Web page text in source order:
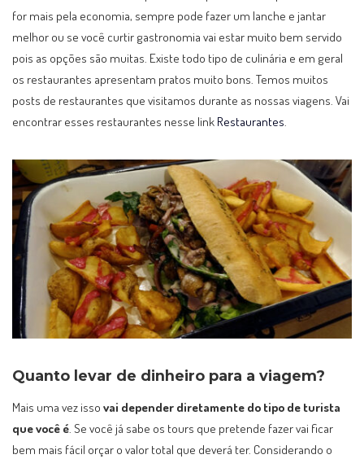
for mais pela economia, sempre pode fazer um lanche e jantar
melhor ou se você curtir gastronomia vai estar muito bem servido
pois as opções são muitas. Existe todo tipo de culinária e em geral
os restaurantes apresentam pratos muito bons. Temos muitos
posts de restaurantes que visitamos durante as nossas viagens. Vai
encontrar esses restaurantes nesse link Restaurantes.
Quanto levar de dinheiro para a viagem?
Mais uma vez isso vai depender diretamente do tipo de turista
que você é. Se você já sabe os tours que pretende fazer vai ficar
bem mais fácil orçar o valor total que deverá ter. Considerando o